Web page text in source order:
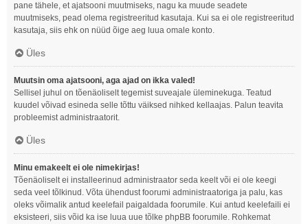
pane tähele, et ajatsooni muutmiseks, nagu ka muude seadete
muutmiseks, pead olema registreeritud kasutaja. Kui sa ei ole registreeritud
kasutaja, siis ehk on nüüd õige aeg luua omale konto.
Üles
Muutsin oma ajatsooni, aga ajad on ikka valed!
Sellisel juhul on tõenäoliselt tegemist suveajale üleminekuga. Teatud
kuudel võivad esineda selle tõttu väiksed nihked kellaajas. Palun teavita
probleemist administraatorit.
Üles
Minu emakeelt ei ole nimekirjas!
Tõenäoliselt ei installeerinud administraator seda keelt või ei ole keegi
seda veel tõlkinud. Võta ühendust foorumi administraatoriga ja palu, kas
oleks võimalik antud keelefail paigaldada foorumile. Kui antud keelefaili ei
eksisteeri, siis võid ka ise luua uue tõlke phpBB foorumile. Rohkemat